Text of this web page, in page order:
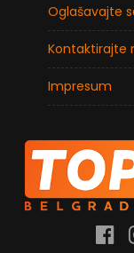
Oglašavajte
Kontaktirajte
Impresum